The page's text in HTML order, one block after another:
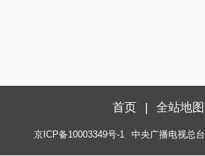
首页 全站地图
京ICP备10003349号-1 中央广播电视总台